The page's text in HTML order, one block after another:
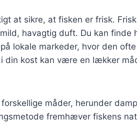
at sikre, at fisken er frisk.
havagtig duft. Du kan finde
lokale markeder, hvor den
din kost kan være en lækker
måder, herunder
fremhæver fiskens